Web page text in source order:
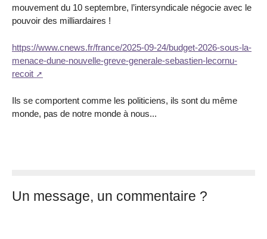
mouvement du 10 septembre, l’intersyndicale négocie avec le
pouvoir des milliardaires !
https://www.cnews.fr/france/2025-09-24/budget-2026-sous-la-
menace-dune-nouvelle-greve-generale-sebastien-lecornu-
recoit
Ils se comportent comme les politiciens, ils sont du même
monde, pas de notre monde à nous...
Un message, un commentaire ?